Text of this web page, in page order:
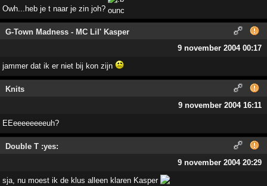
Owh...heb je t naar je zin joh?
G-Town Madness - MC Lil' Kasper
9 november 2004 00:17
jammer dat ik er niet bij kon zijn
Knits
9 november 2004 16:11
EEeeeeeeeeuh?
Double T :yes:
9 november 2004 20:29
sja, nu moest ik de klus alleen klaren Kasper